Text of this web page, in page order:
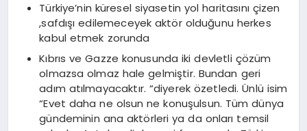
Türkiye’nin küresel siyasetin yol haritasını çizen
,safdışı edilemeceyek aktör olduğunu herkes
kabul etmek zorunda
Kıbrıs ve Gazze konusunda iki devletli çözüm
olmazsa olmaz hale gelmiştir. Bundan geri
adım atılmayacaktır. “diyerek özetledi. Ünlü isim
“Evet daha ne olsun ne konuşulsun. Tüm dünya
gündeminin ana aktörleri ya da onları temsil